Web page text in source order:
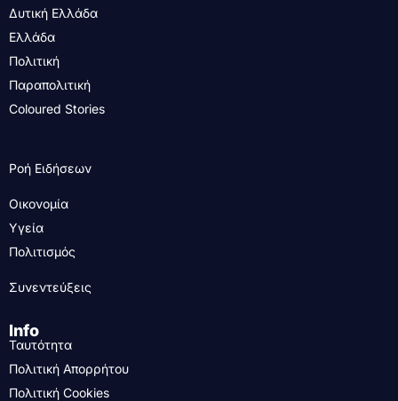
Δυτική Ελλάδα
Ελλάδα
Πολιτική
Παραπολιτική
Coloured Stories
Ροή Ειδήσεων
Οικονομία
Υγεία
Πολιτισμός
Συνεντεύξεις
Info
Ταυτότητα
Πολιτική Απορρήτου
Πολιτική Cookies